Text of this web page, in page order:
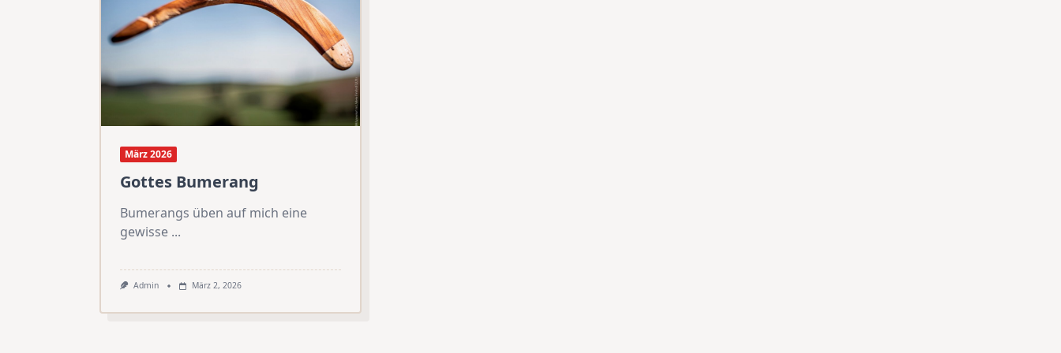
März 2026
Gottes Bumerang
Bumerangs üben auf mich eine
gewisse ...
Admin März 2, 2026